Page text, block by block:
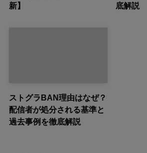
新】
底解説
ストグラBAN理由はなぜ？
配信者が処分される基準と
過去事例を徹底解説